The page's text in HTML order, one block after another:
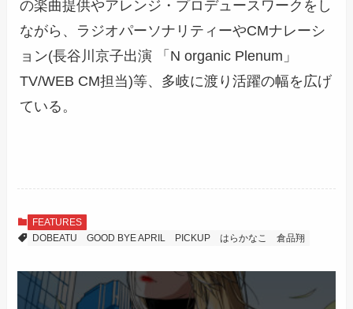
の楽曲提供やアレンジ・プロデュースワークをし
ながら、ラジオパーソナリティーやCMナレーシ
ョン(長谷川京子出演 「N organic Plenum」
TV/WEB CM担当)等、多岐に渡り活躍の幅を広げ
ている。
FEATURES
DOBEATU
GOOD BYE APRIL PICKUP はらかなこ 倉品翔